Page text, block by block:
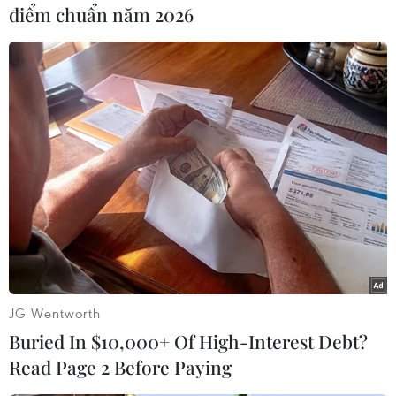
Các thiết kế được thể hiện tinh xảo bằng kỹ thuật thêu thủ công
điểm chuẩn năm 2026
JG Wentworth
Buried In $10,000+ Of High-Interest Debt?
Read Page 2 Before Paying